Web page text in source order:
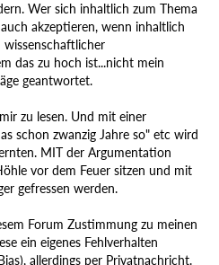
Wer sich inhaltlich zum Thema
akzeptieren, wenn inhaltlich
das zu hoch ist...nicht mein
geantwortet.
zu lesen. Und mit einer
schon zwanzig Jahre so" etc wird
MIT der Argumentation
vor dem Feuer sitzen und mit
gefressen werden.
Forum Zustimmung zu meinen
ein eigenes Fehlverhalten
allerdings per Privatnachricht.